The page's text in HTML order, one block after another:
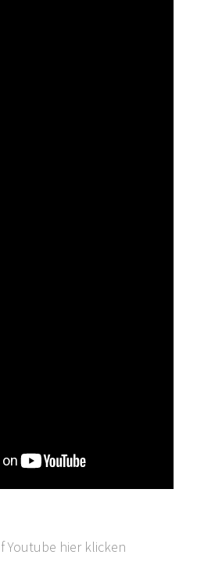
Youtube hier klicken